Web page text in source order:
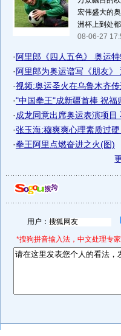
宏伟盛大的
洲杯上到处
08-06-27
· 阿里郎《四人五色》 奥运
· 阿里郎为奥运谱写《朋友》
·视频:奥运圣火在乌鲁木齐
·"中国拳王"成新疆首棒 祝福
·成龙同意出席奥运表演项目
·张玉海:穆爽爽心理素质过
·拳王阿里点燃奋进之火(图)
用户：
*搜狗拼音输入法，中文处理专